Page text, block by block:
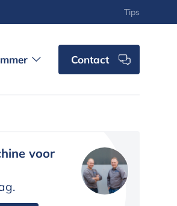
Tips
Contact
voor